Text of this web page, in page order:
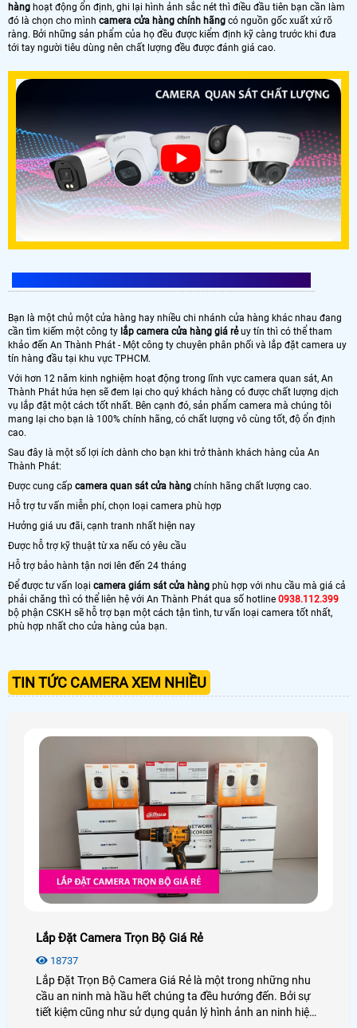
hàng hoạt động ổn định, ghi lại hình ảnh sắc nét thì điều đầu tiên bạn cần làm
đó là chọn cho mình camera cửa hàng chính hãng có nguồn gốc xuất xứ rõ
ràng. Bởi những sản phẩm của họ đều được kiểm định kỹ càng trước khi đưa
tới tay người tiêu dùng nên chất lượng đều được đánh giá cao.
Bạn là một chủ một cửa hàng hay nhiều chi nhánh cửa hàng khác nhau đang
cần tìm kiếm một công ty lắp camera cửa hàng giá rẻuy tín thì có thể tham
khảo đến An Thành Phát - Một công ty chuyên phân phối và lắp đặt camera uy
tín hàng đầu tại khu vực TPHCM.
Với hơn 12 năm kinh nghiệm hoạt động trong lĩnh vực camera quan sát, An
Thành Phát hứa hẹn sẽ đem lại cho quý khách hàng có được chất lượng dịch
vụ lắp đặt một cách tốt nhất. Bên cạnh đó, sản phẩm camera mà chúng tôi
mang lại cho bạn là 100% chính hãng, có chất lượng vô cùng tốt, độ ổn định
cao.
Sau đây là một số lợi ích dành cho bạn khi trở thành khách hàng của An
Thành Phát:
Được cung cấp camera quan sát cửa hàng chính hãng chất lượng cao.
Hỗ trợ tư vấn miễn phí, chọn loại camera phù hợp
Hưởng giá ưu đãi, cạnh tranh nhất hiện nay
Được hỗ trợ kỹ thuật từ xa nếu có yêu cầu
Hỗ trợ bảo hành tận nơi lên đến 24 tháng
Để được tư vấn loại camera giám sát cửa hàng phù hợp với nhu cầu mà giá cả
phải chăng thì có thể liên hệ với An Thành Phát qua số hotline 0938.112.399
bộ phận CSKH sẽ hỗ trợ bạn một cách tận tình, tư vấn loại camera tốt nhất,
phù hợp nhất cho cửa hàng của bạn.
TIN TỨC CAMERA XEM NHIỀU
Lắp Đặt Camera Trọn Bộ Giá Rẻ
18737
Lắp Đặt Trọn Bộ Camera Giá Rẻ là một trong những nhu
cầu an ninh mà hầu hết chúng ta đều hướng đến. Bởi sự
tiết kiệm cũng như sử dụng quản lý hình ảnh an ninh hiệu